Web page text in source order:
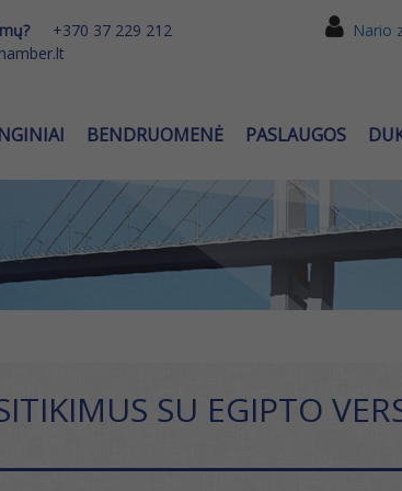
+370 37 229 212
Nario
BENDRUOMENĖ PASLAUGOS
SU EGIPTO